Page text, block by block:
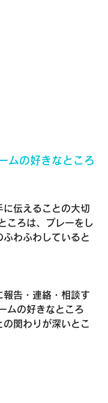
ムの好きなところ
伝えることの大切
ころは、プレーをし
わふわしていると
告・連絡・相談す
ムの好きなところ
関わりが深いとこ